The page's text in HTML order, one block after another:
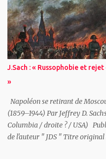
posant la question du cadre
individuelles, il interroge les
notre rapport à la sécurité et à
communications. « On voit bien
extrêmement sensible, celui
vis duquel les autorités ont une
sont des partenaires réguliers...
J.Sach : « Russophobie et
»
Napoléon se retirant de
(1859–1944) Par Jeffrey D.
Columbia / droite ? / USA)
de l'auteur " JDS " Titre